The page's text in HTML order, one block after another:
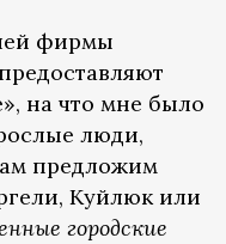
фирмы
на что мне было
люди,
предложим
Куйлюк или
городские